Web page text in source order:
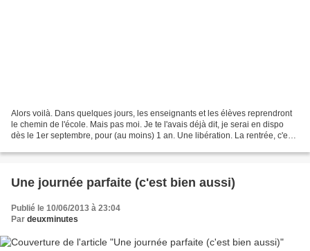
Alors voilà. Dans quelques jours, les enseignants et les élèves reprendront
le chemin de l'école. Mais pas moi. Je te l'avais déjà dit, je serai en dispo
dès le 1er septembre, pour (au moins) 1 an. Une libération. La rentrée, c'est
Une journée parfaite (c'est bien aussi)
Publié le 10/06/2013 à 23:04
Par deuxminutes